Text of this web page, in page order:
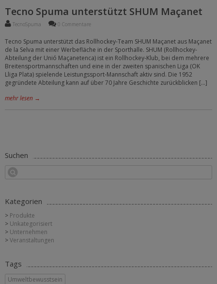
Tecno Spuma unterstützt SHUM Maçanet
TecnoSpuma 0 Commentare
Tecno Spuma unterstützt das Rollhockey-Team SHUM Maçanet aus Maçanet
de la Selva mit einer Werbefläche in der Sporthalle. SHUM (Rollhockey-
Abteilung der Unió Maçanetenca) ist ein Rollhockey-Klub, bei dem mehrere
Breitensportmannschaften und eine in der zweiten spanischen Liga (OK
Lliga Plata) spielende Leistungssport-Mannschaft aktiv sind. Die 1952
gegründete Abteilung kann auf über 70 Jahre Geschichte zurückblicken […]
mehr lesen →
Suchen
Kategorien
Produkte
Unkategorisiert
Unternehmen
Veranstaltungen
Tags
Umweltbewusstsein